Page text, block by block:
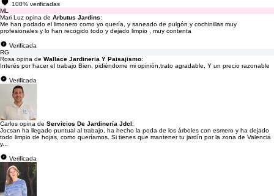
100% verificadas
ML
Mari Luz opina de Arbutus Jardins:
Me han podado el limonero como yo quería, y saneado de pulgón y cochinillas muy
profesionales y lo han recogido todo y dejado limpio , muy contenta
Verificada
RG
Rosa opina de Wallace Jardineria Y Paisajismo:
Interés por hacer el trabajo Bien, pidiéndome mi opinión,trato agradable, Y un precio razonable
Verificada
Carlos opina de Servicios De Jardinería Jdcl:
Jocsan ha llegado puntual al trabajo, ha hecho la poda de los árboles con esmero y ha dejado
todo limpio de hojas, como queríamos. Si tienes que mantener tu jardín por la zona de Valencia
y...
Verificada